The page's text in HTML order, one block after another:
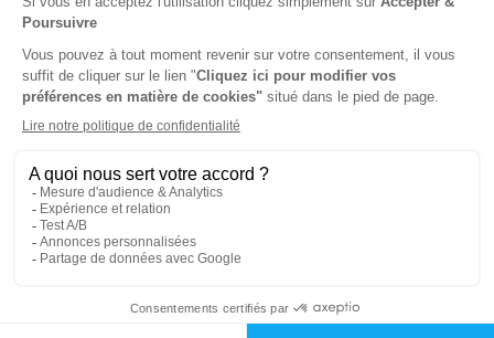
-25%
Abonnement 1 an
4 n° • Papier
21€68 Tarif Kiosque :28€80
Renouvellement à date d’anniversaire
Présentation du magazine 10 000 Flèches
148 pages pour faire le plein de mots fléchés ! Un maximum